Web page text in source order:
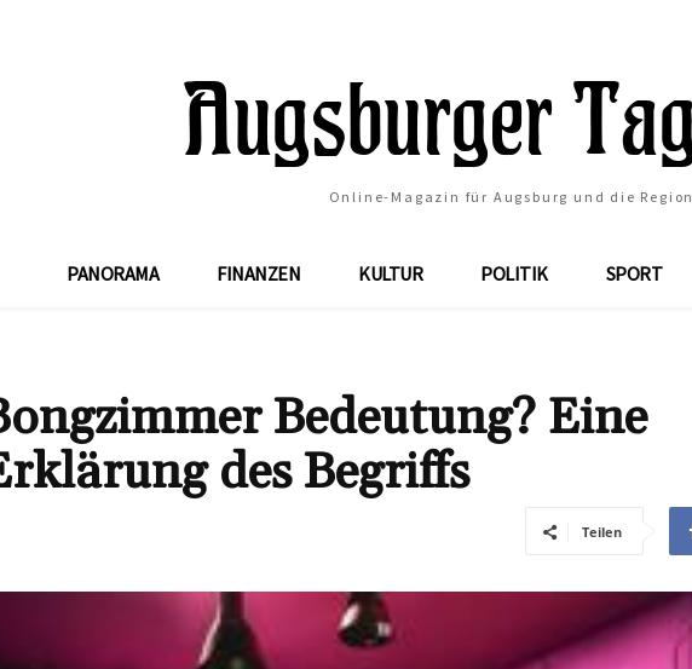
Online-Magazin für Augsburg und die Region
PANORAMA FINANZEN KULTUR POLITIK SPORT
Bedeutung? Eine
des Begriffs
Teilen